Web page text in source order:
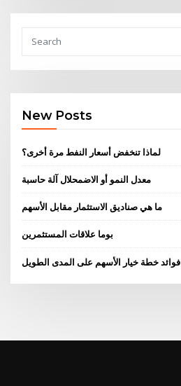
New Posts
لماذا تنخفض أسعار النفط مرة أخرى؟
معدل النمو أو الاضمحلال آلة حاسبة
ما هي صناديق الاستثمار مقابل الأسهم
بوما علاقات المستثمرين
فوائد خطة خيار الأسهم على المدى الطويل